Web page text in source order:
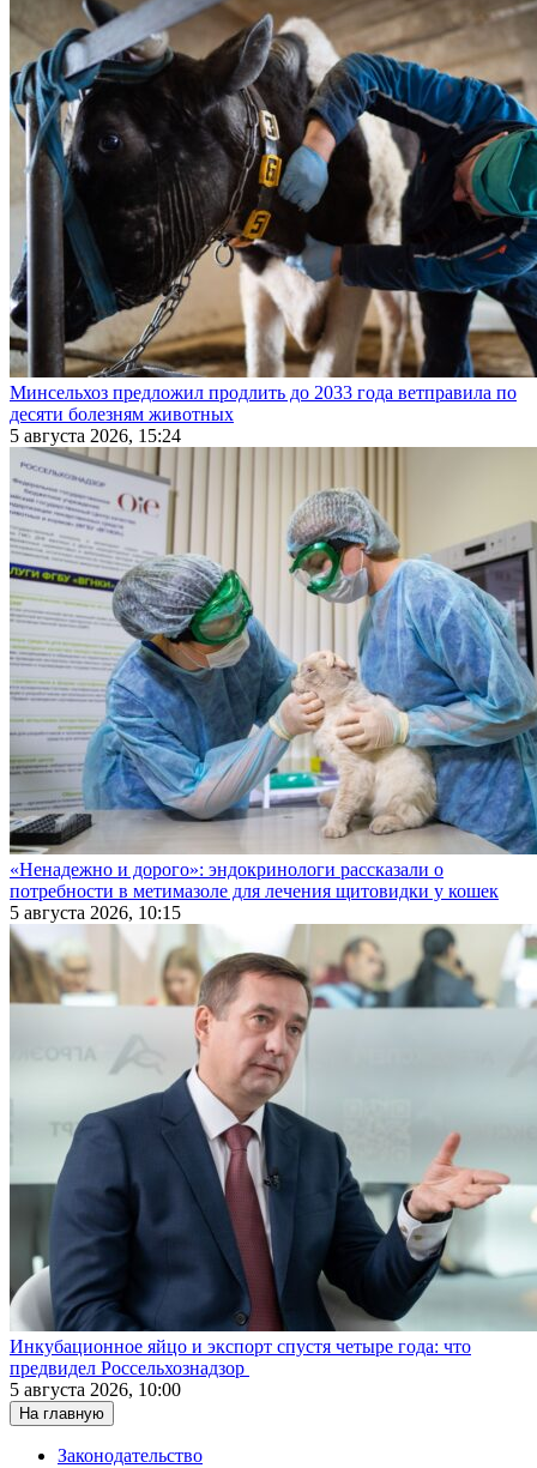
Минсельхоз предложил продлить до 2033 года ветправила по
десяти болезням животных
5 августа 2026, 15:24
«Ненадежно и дорого»: эндокринологи рассказали о
потребности в метимазоле для лечения щитовидки у кошек
5 августа 2026, 10:15
Инкубационное яйцо и экспорт спустя четыре года: что
предвидел Россельхознадзор
5 августа 2026, 10:00
На главную
Законодательство